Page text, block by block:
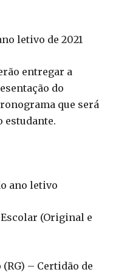
letivo de 2021
entregar a
do
que será
estudante.
ano letivo
(Original e
– Certidão de